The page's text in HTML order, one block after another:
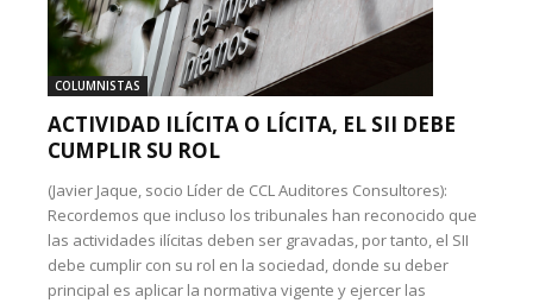
COLUMNISTAS
ACTIVIDAD ILÍCITA O LÍCITA, EL SII DEBE
CUMPLIR SU ROL
(Javier Jaque, socio Líder de CCL Auditores Consultores):
Recordemos que incluso los tribunales han reconocido que
las actividades ilícitas deben ser gravadas, por tanto, el SII
debe cumplir con su rol en la sociedad, donde su deber
principal es aplicar la normativa vigente y ejercer las